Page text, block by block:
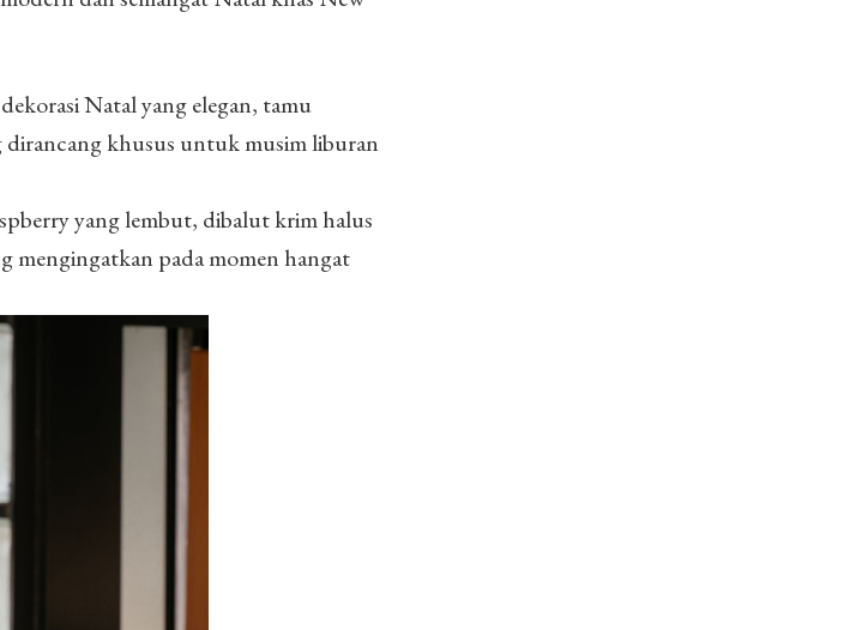
Natal yang elegan, tamu
khusus untuk musim liburan
yang lembut, dibalut krim halus
mengingatkan pada momen hangat